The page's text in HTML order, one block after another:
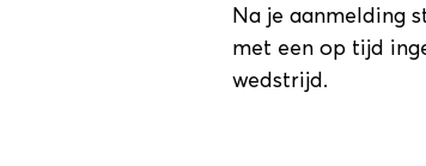
Na je aanmelding
met een op tijd
wedstrijd.